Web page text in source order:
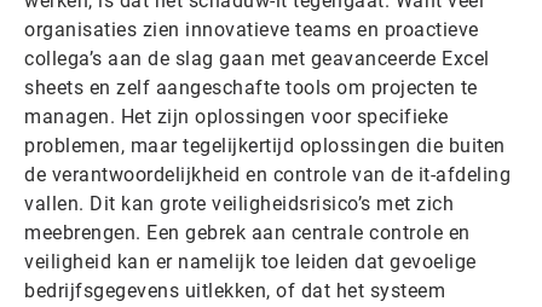
organisaties zien innovatieve teams en proactieve
collega’s aan de slag gaan met geavanceerde Excel
sheets en zelf aangeschafte tools om projecten te
managen. Het zijn oplossingen voor specifieke
problemen, maar tegelijkertijd oplossingen die buiten
de verantwoordelijkheid en controle van de it-afdeling
vallen. Dit kan grote veiligheidsrisico’s met zich
meebrengen. Een gebrek aan centrale controle en
veiligheid kan er namelijk toe leiden dat gevoelige
bedrijfsgegevens uitlekken, of dat het systeem